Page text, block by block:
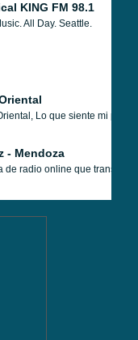
KING FM 98.1
All Day. Seattle.
Lo que siente mi
- Mendoza
de radio online que